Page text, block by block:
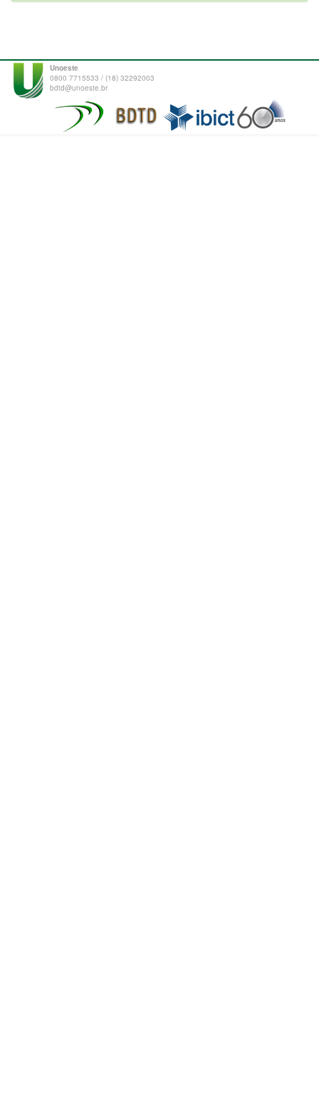
Unoeste
0800 7715533 / (18) 32292003
bdtd@unoeste.br